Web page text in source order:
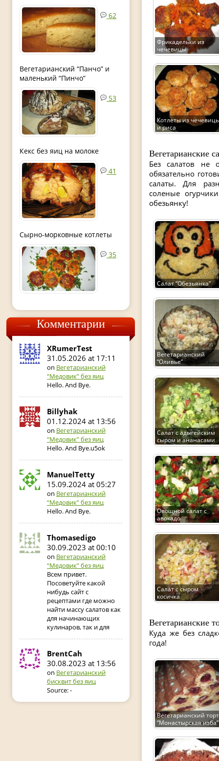
62
Вегетарианский “Панчо” и
маленький “Пинчо”
53
Кекс без яиц на молоке
41
Сырно-морковные котлеты
35
Комментарии
XRumerTest
31.05.2026 at 17:11
on Вегетарианский
“Медовик” без яиц
Hello. And Bye.
Billyhak
01.12.2024 at 13:56
on Вегетарианский
“Медовик” без яиц
Hello. And Bye.u5ok
ManuelTetty
15.09.2024 at 05:27
on Вегетарианский
“Медовик” без яиц
Hello. And Bye.
Thomasedigo
30.09.2023 at 00:10
on Вегетарианский
“Медовик” без яиц
Всем привет.
Посоветуйте какой
нибудь сайт с
рецептами где можно
найти массу салатов как
для начинающих
кулинаров, так и для
BrentCah
30.08.2023 at 13:56
on Вегетарианский
бисквит без яиц
Source: -
Фрикадельки из
чечевицы
Котлеты из
и риса
Вегетарианские
Без салатов не
обязательно
салаты. Для
соленые
обезьянку!
Салат “Обезьянка”
Вегетарианский
“Оливье”
Салат с адыгейским
сыром и ананасами
Овощной салат с
авокадо
Салат с сыром
косичка
Вегетарианские
Куда же без
года!
Вегетарианский торт
“Монастырская изба”